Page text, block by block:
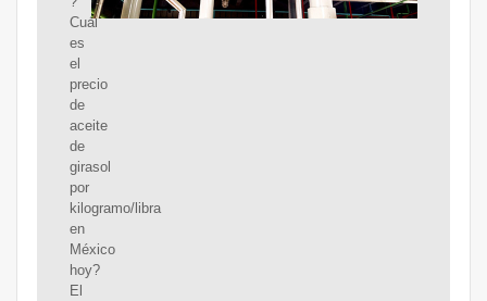
Cuál
es
el
precio
de
aceite
de
girasol
por
kilogramo/libra
en
México
hoy?
El